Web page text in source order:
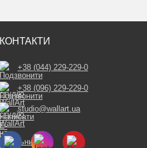
КОНТАКТИ
+38 (044) 229-229-0
+38 (096) 229-229-0
studio@wallart.ua